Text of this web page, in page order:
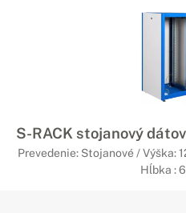
S-RACK stojanový
Prevedenie: Stojanové / Výška:
Hĺbka :